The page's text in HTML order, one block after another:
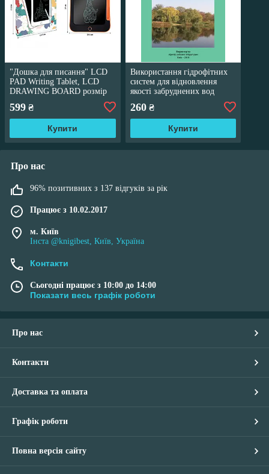
"Дошка для писання" LCD
PAD Writing Tablet, LCD
DRAWING BOARD розмір
599 ₴
Купити
Використання гідрофітних
систем для відновлення
якості забруднених вод
260₴
Купити
Про нас
96% позитивних з 137 відгуків за рік
Працює з 10.02.2017
м. Київ
Інста @knigibest, Київ, Україна
Контакти
Сьогодні працює з 10:00 до 14:00
Показати весь графік роботи
Про нас
Контакти
Доставка та оплата
Графік роботи
Повна версія сайту